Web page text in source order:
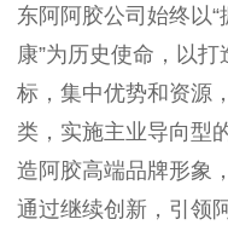
东阿阿胶公司始终以
康”为历史使命，以
标，集中优势和资源
类，实施主业导向型
造阿胶高端品牌形象
通过继续创新，引领